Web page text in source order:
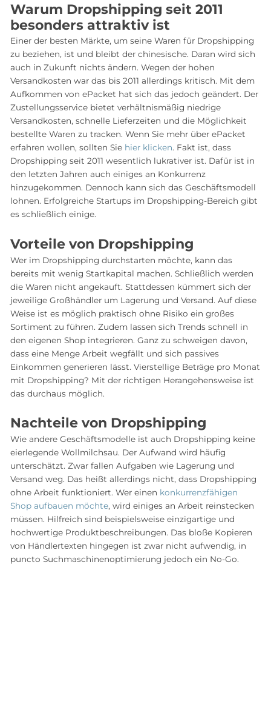
Warum Dropshipping seit 2011
besonders attraktiv ist
Einer der besten Märkte, um seine Waren für Dropshipping
zu beziehen, ist und bleibt der chinesische. Daran wird sich
auch in Zukunft nichts ändern. Wegen der hohen
Versandkosten war das bis 2011 allerdings kritisch. Mit dem
Aufkommen von ePacket hat sich das jedoch geändert. Der
Zustellungsservice bietet verhältnismäßig niedrige
Versandkosten, schnelle Lieferzeiten und die Möglichkeit
bestellte Waren zu tracken. Wenn Sie mehr über ePacket
erfahren wollen, sollten Sie hier klicken. Fakt ist, dass
Dropshipping seit 2011 wesentlich lukrativer ist. Dafür ist in
den letzten Jahren auch einiges an Konkurrenz
hinzugekommen. Dennoch kann sich das Geschäftsmodell
lohnen. Erfolgreiche Startups im Dropshipping-Bereich gibt
es schließlich einige.
Vorteile von Dropshipping
Wer im Dropshipping durchstarten möchte, kann das
bereits mit wenig Startkapital machen. Schließlich werden
die Waren nicht angekauft. Stattdessen kümmert sich der
jeweilige Großhändler um Lagerung und Versand. Auf diese
Weise ist es möglich praktisch ohne Risiko ein großes
Sortiment zu führen. Zudem lassen sich Trends schnell in
den eigenen Shop integrieren. Ganz zu schweigen davon,
dass eine Menge Arbeit wegfällt und sich passives
Einkommen generieren lässt. Vierstellige Beträge pro Monat
mit Dropshipping? Mit der richtigen Herangehensweise ist
das durchaus möglich.
Nachteile von Dropshipping
Wie andere Geschäftsmodelle ist auch Dropshipping keine
eierlegende Wollmilchsau. Der Aufwand wird häufig
unterschätzt. Zwar fallen Aufgaben wie Lagerung und
Versand weg. Das heißt allerdings nicht, dass Dropshipping
ohne Arbeit funktioniert. Wer einen konkurrenzfähigen
Shop aufbauen möchte, wird einiges an Arbeit reinstecken
müssen. Hilfreich sind beispielsweise einzigartige und
hochwertige Produktbeschreibungen. Das bloße Kopieren
von Händlertexten hingegen ist zwar nicht aufwendig, in
puncto Suchmaschinenoptimierung jedoch ein No-Go.